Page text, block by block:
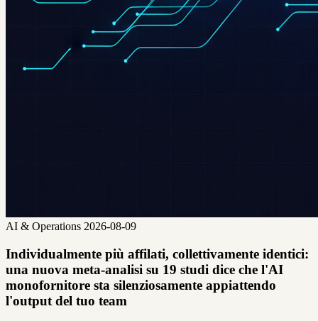
AI & Operations 2026-08-09
Individualmente più affilati, collettivamente identici:
una nuova meta-analisi su 19 studi dice che l'AI
monofornitore sta silenziosamente appiattendo
l'output del tuo team